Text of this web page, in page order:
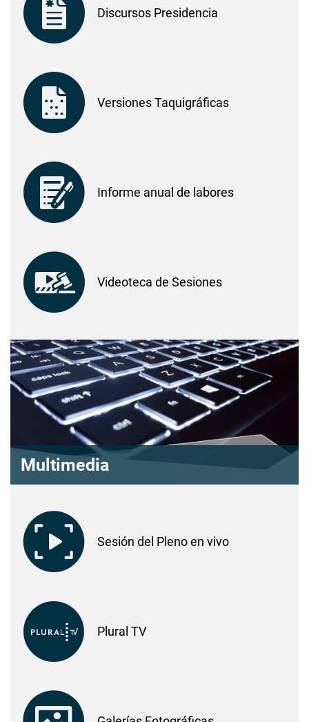
Discursos Presidencia
Versiones Taquigráficas
Informe anual de labores
Videoteca de Sesiones
Multimedia
Sesión del Pleno en vivo
Plural TV